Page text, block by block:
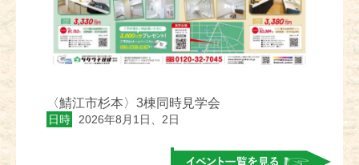
〈鯖江市杉本〉3棟同時見学会
日時 2026年8月1日、2日